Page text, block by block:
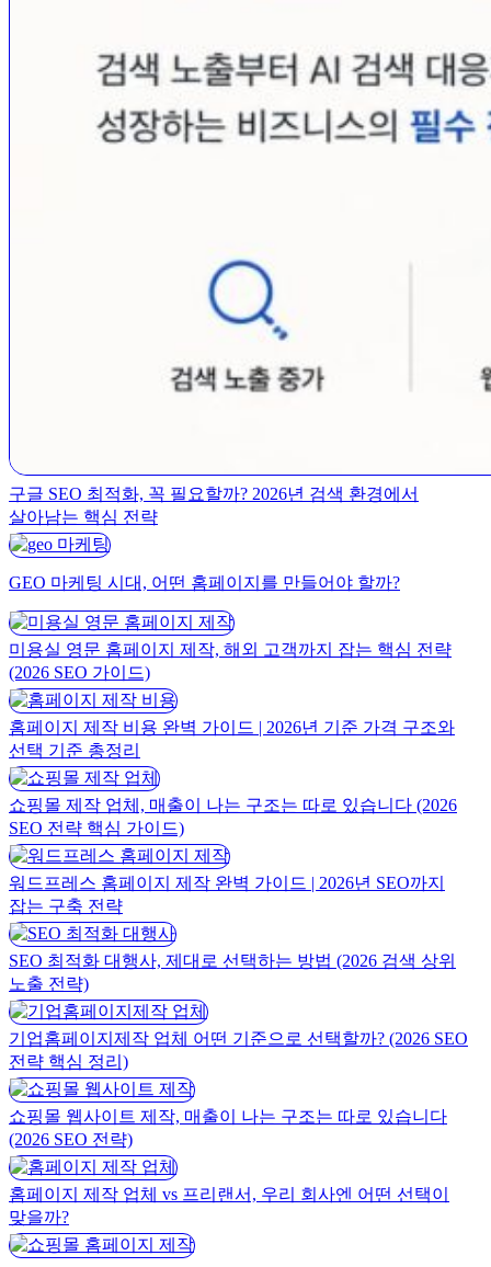
구글 SEO 최적화, 꼭 필요할까? 2026년 검색 환경에서
살아남는 핵심 전략
GEO 마케팅 시대, 어떤 홈페이지를 만들어야 할까?
미용실 영문 홈페이지 제작, 해외 고객까지 잡는 핵심 전략
(2026 SEO 가이드)
홈페이지 제작 비용 완벽 가이드 | 2026년 기준 가격 구조와
선택 기준 총정리
쇼핑몰 제작 업체, 매출이 나는 구조는 따로 있습니다 (2026
SEO 전략 핵심 가이드)
워드프레스 홈페이지 제작 완벽 가이드 | 2026년 SEO까지
잡는 구축 전략
SEO 최적화 대행사, 제대로 선택하는 방법 (2026 검색 상위
노출 전략)
기업홈페이지제작 업체 어떤 기준으로 선택할까? (2026 SEO
전략 핵심 정리)
쇼핑몰 웹사이트 제작, 매출이 나는 구조는 따로 있습니다
(2026 SEO 전략)
홈페이지 제작 업체 vs 프리랜서, 우리 회사엔 어떤 선택이
맞을까?